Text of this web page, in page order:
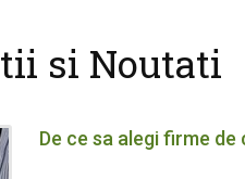
si Noutati
De ce sa alegi firme